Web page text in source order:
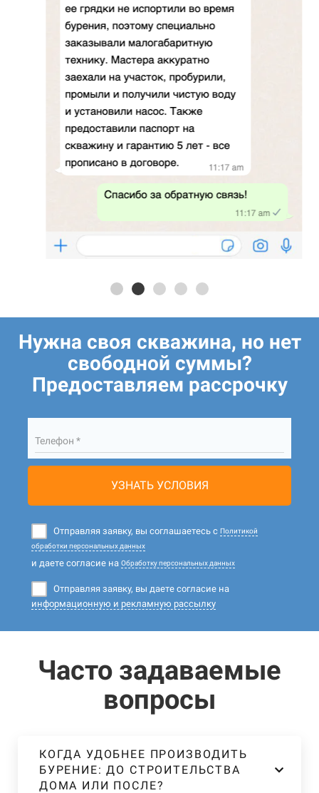
Нужна своя скважина, но нет
свободной суммы?
Предоставляем рассрочку
Телефон *
УЗНАТЬ УСЛОВИЯ
Отправляя заявку, вы соглашаетесь с Политикой
обработки персональных данных
и даете согласие на Обработку персональных данных
Отправляя заявку, вы даете согласие на
информационную и рекламную рассылку
Часто задаваемые
вопросы
КОГДА УДОБНЕЕ ПРОИЗВОДИТЬ
БУРЕНИЕ: ДО СТРОИТЕЛЬСТВА
ДОМА ИЛИ ПОСЛЕ?